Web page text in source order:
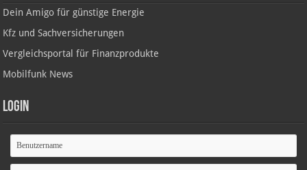
Dein Amigo für günstige Energie
Kfz und Sachversicherungen
Vergleichsportal für Finanzprodukte
Mobilfunk News
Login